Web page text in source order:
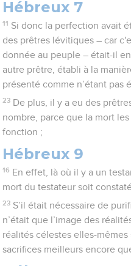
Hébreux 7
11 Si donc la perfection avait
des prêtres lévitiques – car
donnée au peuple – était-il
autre prêtre, établi à la
présenté comme n’étant pas
23 De plus, il y a eu des
nombre, parce que la mort
fonction ;
Hébreux 9
16 En effet, là où il y a un
mort du testateur soit
23 S’il était nécessaire de
n’était que l’image des
réalités célestes elles-
sacrifices meilleurs encore